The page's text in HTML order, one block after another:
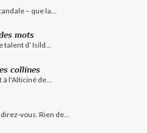
– que la...
mots
talent d’ Isild...
collines
l'Alticiné de...
vous. Rien de...